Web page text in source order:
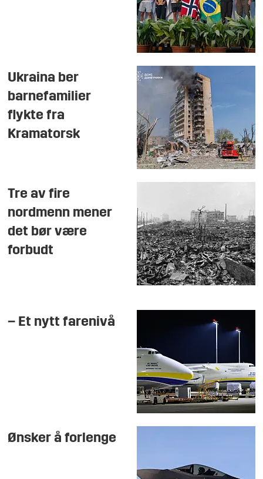
Ukraina ber
barnefamilier
flykte fra
Kramatorsk
Tre av fire
nordmenn mener
det bør være
forbudt
– Et nytt farenivå
Ønsker å forlenge